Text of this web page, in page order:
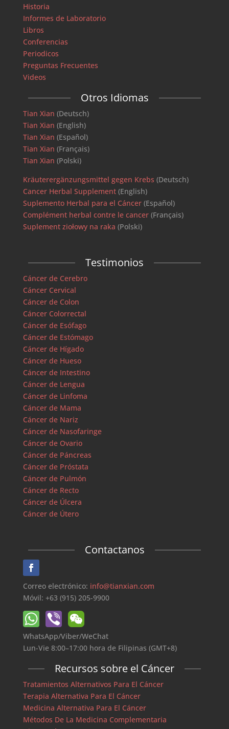
Historia
Informes de Laboratorio
Libros
Conferencias
Periodicos
Preguntas Frecuentes
Videos
Otros Idiomas
Tian Xian (Deutsch)
Tian Xian (English)
Tian Xian (Español)
Tian Xian (Français)
Tian Xian (Polski)
Kräuterergänzungsmittel gegen Krebs (Deutsch)
Cancer Herbal Supplement(English)
Suplemento Herbal para el Cáncer(Español)
Complément herbal contre le cancer(Français)
Suplement ziołowy na raka (Polski)
Testimonios
Cáncer de Cerebro
Cáncer Cervical
Cáncer de Colon
Cáncer Colorrectal
Cáncer de Esófago
Cáncer de Estómago
Cáncer de Hígado
Cáncer de Hueso
Cáncer de Intestino
Cáncer de Lengua
Cáncer de Linfoma
Cáncer de Mama
Cáncer de Nariz
Cáncer de Nasofaringe
Cáncer de Ovario
Cáncer de Páncreas
Cáncer de Próstata
Cáncer de Pulmón
Cáncer de Recto
Cáncer de Úlcera
Cáncer de Útero
Contactanos
Correo electrónico: info@tianxian.com
Móvil: +63 (915) 205-9900
WhatsApp/Viber/WeChat
Lun-Vie 8:00–17:00 hora de Filipinas (GMT+8)
Recursos sobre el Cáncer
Tratamientos Alternativos Para El Cáncer
Terapia Alternativa Para El Cáncer
Medicina Alternativa Para El Cáncer
Métodos De La Medicina Complementaria